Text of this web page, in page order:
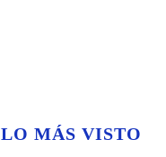
LO MÁS VISTO